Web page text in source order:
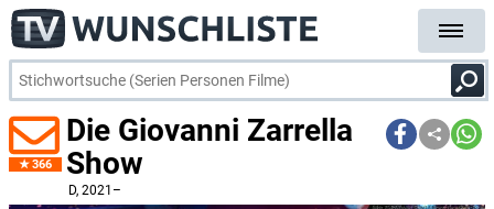
366
Die Giovanni Zarrella
Show
D, 2021–